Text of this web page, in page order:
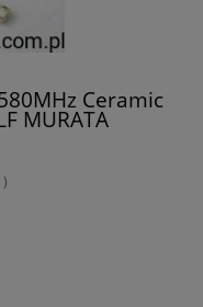
Ceramic
MURATA